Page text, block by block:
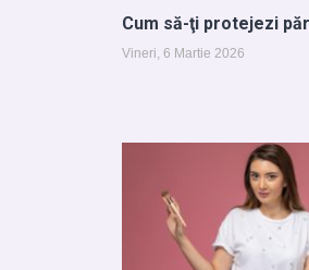
Cum să-ţi protejezi
Vineri, 6 Martie 2026